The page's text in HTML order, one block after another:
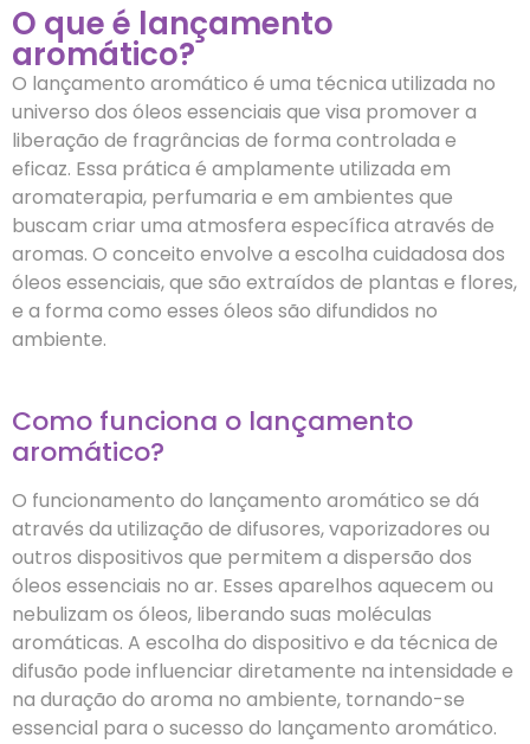
O que é lançamento
aromático?
O lançamento aromático é uma técnica utilizada no
universo dos óleos essenciais que visa promover a
liberação de fragrâncias de forma controlada e
eficaz. Essa prática é amplamente utilizada em
aromaterapia, perfumaria e em ambientes que
buscam criar uma atmosfera específica através de
aromas. O conceito envolve a escolha cuidadosa dos
óleos essenciais, que são extraídos de plantas e flores,
e a forma como esses óleos são difundidos no
ambiente.
Como funciona o lançamento
aromático?
O funcionamento do lançamento aromático se dá
através da utilização de difusores, vaporizadores ou
outros dispositivos que permitem a dispersão dos
óleos essenciais no ar. Esses aparelhos aquecem ou
nebulizam os óleos, liberando suas moléculas
aromáticas. A escolha do dispositivo e da técnica de
difusão pode influenciar diretamente na intensidade e
na duração do aroma no ambiente, tornando-se
essencial para o sucesso do lançamento aromático.